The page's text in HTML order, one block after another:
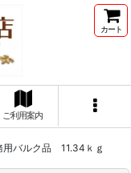
カート
ご利用案内
バルク品 11.34ｋｇ